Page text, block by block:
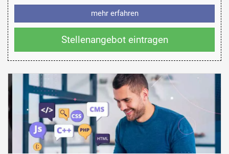
mehr erfahren
Stellenangebot eintragen